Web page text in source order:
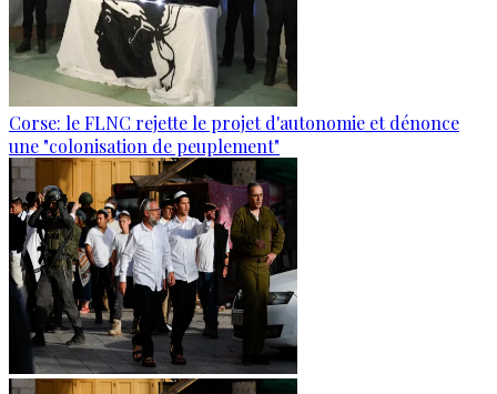
Corse: le FLNC rejette le projet d'autonomie et dénonce
une "colonisation de peuplement"